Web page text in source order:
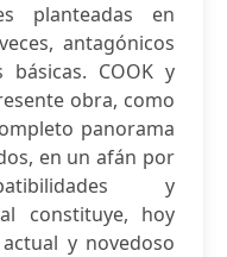
planteadas en
antagónicos
COOK y
obra, como
panorama
en un afán por
y
constituye, hoy
y novedoso